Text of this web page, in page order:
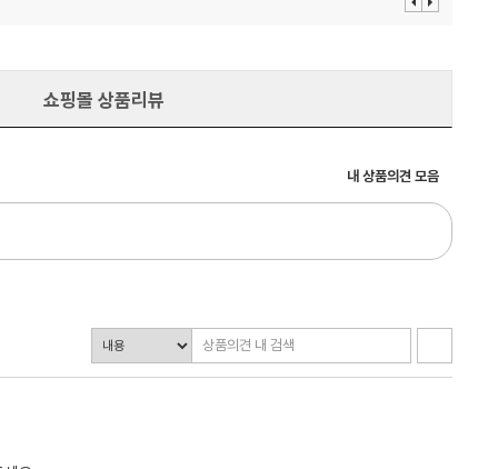
이 다
쇼핑몰 상품리뷰
내 상품의견 모음